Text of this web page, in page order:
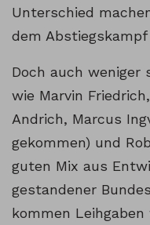
Unterschied
dem
Doch auch weniger
wie Marvin
Andrich, Marcus
gekommen) und
guten Mix aus
gestandener
kommen